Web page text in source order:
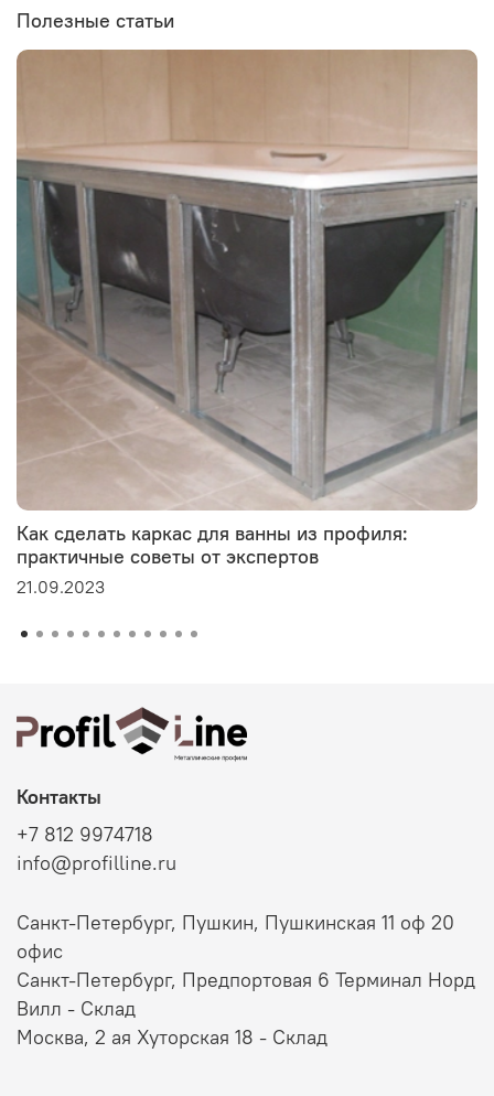
Полезные статьи
Как сделать каркас для ванны из профиля:
практичные советы от экспертов
21.09.2023
Контакты
+7 812 9974718
info@profilline.ru
Санкт-Петербург, Пушкин, Пушкинская 11 оф 20
офис
Санкт-Петербург, Предпортовая 6 Терминал Норд
Вилл - Склад
Москва, 2 ая Хуторская 18 - Склад